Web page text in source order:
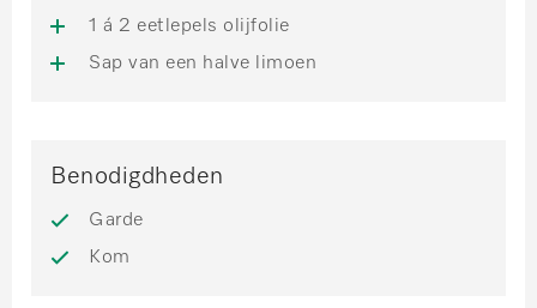
1 á 2 eetlepels olijfolie
Sap van een halve limoen
Benodigdheden
Garde
Kom